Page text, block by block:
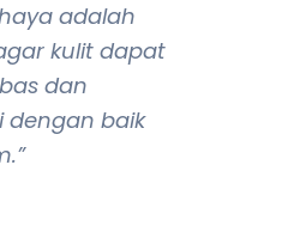
adalah
kulit dapat
dan
dengan baik